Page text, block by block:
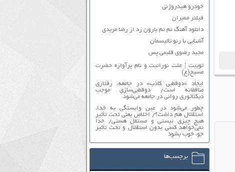
خودرو هیدروژنی
فیلتر ممبران
دانلود آهنگ نم نم بارون زد از رضا مریدی
آشنایی با رنو تالیسمان
مجید رضوی قلبمی پس
توییت | علت نورانیت و نام پرآوازه حضرت
مسیح(ع)
ایجاد «دوقطبی کاذب» در جامعه، رفتاری
منافقانه است/ دوقطبی‌سازی موجب
دیکتاتوری روانی در جامعه می‌شود
چطور می‌شود در عین وابستگی به خدا،
استقلال هم داشت؟/ اخلاص یعنی تحت تأثیر
هیچ چیزی نیستی و مستقل هستی/ خدا
نمی‌خواهد کسی بدون استقلال و تحت تأثیر
جوّ، خوب بشود
برچسب‌ها